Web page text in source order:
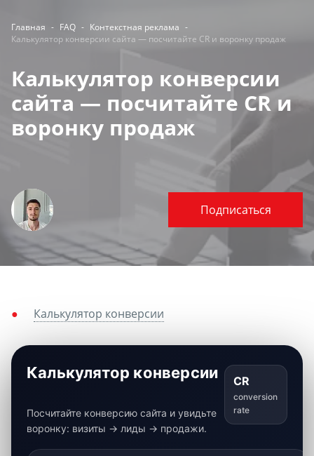
Главная - FAQ - Контекстная реклама -
Калькулятор конверсии сайта — посчитайте CR и воронку продаж
Калькулятор конверсии
сайта — посчитайте CR и
воронку продаж
Подписаться
Калькулятор конверсии
Калькулятор конверсии
Посчитайте конверсию сайта и увидьте
воронку: визиты → лиды → продажи.
CR
conversion
rate